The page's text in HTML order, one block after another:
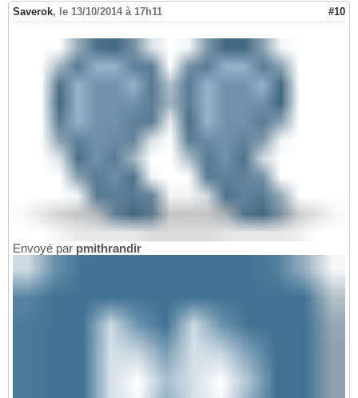
Saverok, le 13/10/2014 à 17h11 #10
Envoyé par pmithrandir